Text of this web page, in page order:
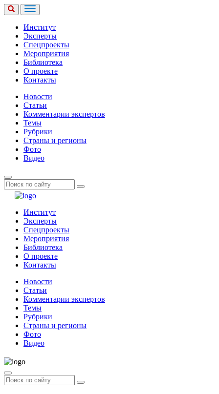
Институт
Эксперты
Спецпроекты
Мероприятия
Библиотека
О проекте
Контакты
Новости
Статьи
Комментарии экспертов
Темы
Рубрики
Страны и регионы
Фото
Видео
Институт
Эксперты
Спецпроекты
Мероприятия
Библиотека
О проекте
Контакты
Новости
Статьи
Комментарии экспертов
Темы
Рубрики
Страны и регионы
Фото
Видео